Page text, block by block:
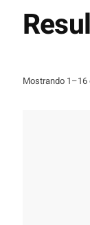
Mostrando 1–16